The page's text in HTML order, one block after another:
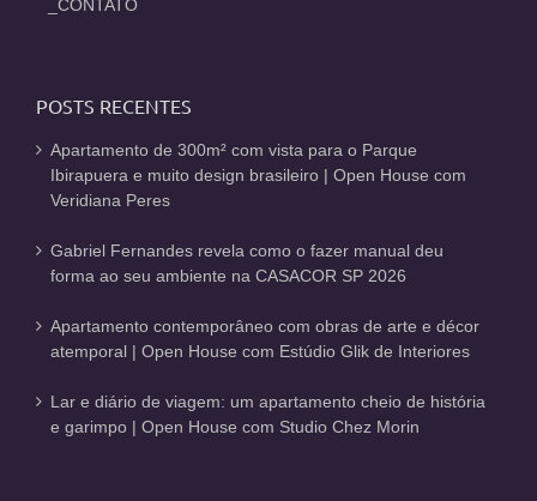
_CONTATO
POSTS RECENTES
Apartamento de 300m² com vista para o Parque
Ibirapuera e muito design brasileiro | Open House com
Veridiana Peres
Gabriel Fernandes revela como o fazer manual deu
forma ao seu ambiente na CASACOR SP 2026
Apartamento contemporâneo com obras de arte e décor
atemporal | Open House com Estúdio Glik de Interiores
Lar e diário de viagem: um apartamento cheio de história
e garimpo | Open House com Studio Chez Morin